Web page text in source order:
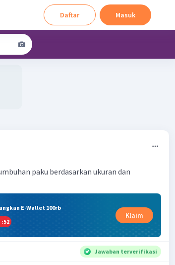
Daftar Masuk
paku berdasarkan ukuran dan
E-Wallet 100rb
:51
Klaim
Jawaban terverifikasi